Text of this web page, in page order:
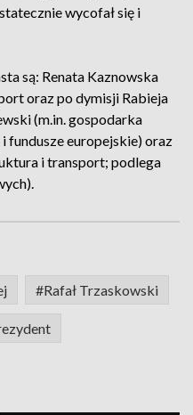
wycofał się i
są: Renata Kaznowska
oraz po dymisji Rabieja
(m.in. gospodarka
fundusze europejskie) oraz
i transport; podlega
#Rafał Trzaskowski